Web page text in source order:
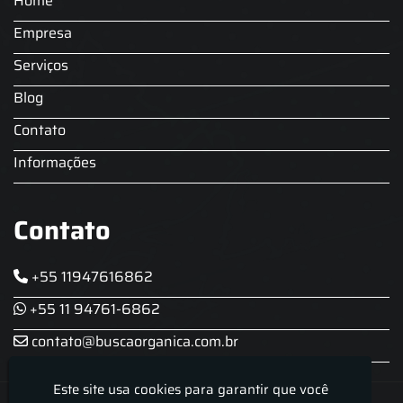
Locação Chopeira Expo
Empresa
Serviços
Blog
Contato
Informações
Contato
+55 11947616862
+55 11 94761-6862
contato@buscaorganica.com.br
Este site usa cookies para garantir que você